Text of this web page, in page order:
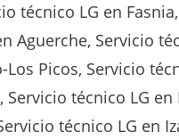
técnico LG en
Aguerche, Servicio
Picos, Servicio
Servicio técnico LG en
técnico LG en